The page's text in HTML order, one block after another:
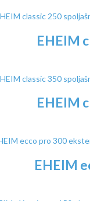
EHEIM
EHEIM
EHEIM